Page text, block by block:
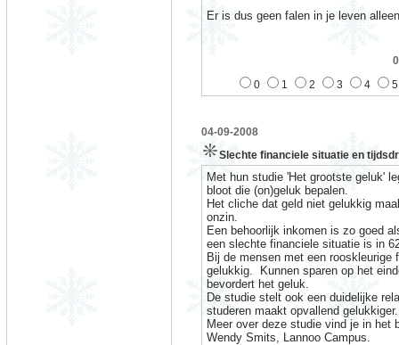
Er is dus geen falen in je leven
0
1 2 3 4
04-09-2008
Slechte financiele situatie en
Met hun studie 'Het grootste geluk'
bloot die (on)geluk bepalen.
Het cliche dat geld niet gelukkig
onzin.
Een behoorlijk inkomen is zo goed
een slechte financiele situatie is in
Bij de mensen met een
gelukkig. Kunnen sparen op het
bevordert het geluk.
De studie stelt ook een duidelijke
studeren maakt opvallend gelukkiger.
Meer over deze studie vind je in
Wendy Smits, Lannoo Campus.